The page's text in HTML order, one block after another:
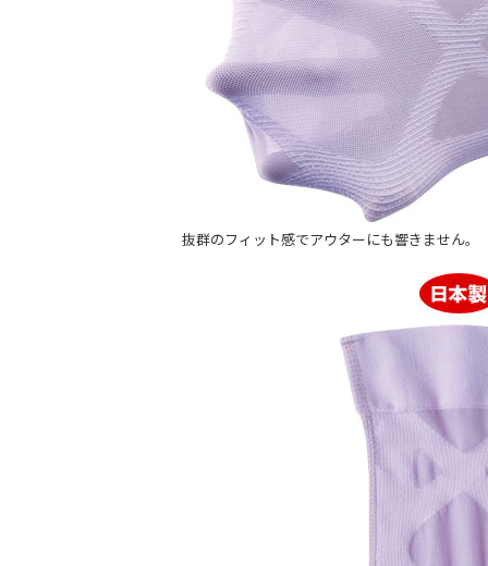
抜群のフィット感でアウターにも響きません。